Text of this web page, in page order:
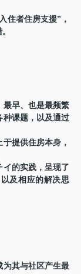
住者住房支援”，
最早、也是最频繁
种课题，以及通过
提供住房本身，
的实践，呈现了
及相应的解决思
为其与社区产生最